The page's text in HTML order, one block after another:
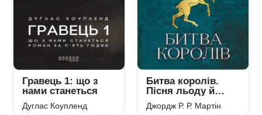
Гравець 1: що з
нами станеться
Дуглас Коупленд
Битва королів.
Пісня льоду й
полум’я. Книга 2
Джордж Р. Р. Мартін